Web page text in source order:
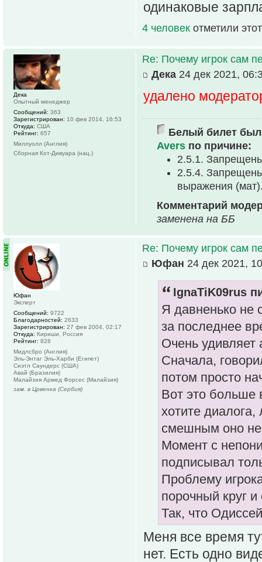
одинаковые
4 человек отметили
Re: Почему игрок сам
Дека 24 дек 2021,
удалено
Белый билет был
Avers по причине:
2.5.1.
2.5.4.
выpажения
Комментарий
заменена на ББ
Дека
Опытный менеджер
Сообщений: 363
Зарегистрирован: 10 фев 2014, 16:53
Откуда: США
Рейтинг: 657
Миллуолл (Англия)
Сборная Кот-Дивуара (нац.)
Re: Почему игрок сам
Юфан 24 дек 2021,
IgnaTiK09rus
Я давненько не
за последнее
Очень удивляет
Сначала,
потом просто
Вот это больше
хотите
смешным оно
Момент с
подписывал
Проблему
порочный круг
Так, что
Меня все время
нет. Есть одно
Юфан
Эксперт
Сообщений: 9722
Благодарностей: 2633
Зарегистрирован: 27 фев 2004, 02:17
Откуда: Кириши, Россия
Рейтинг: 828
Мидлсбро (Англия)
Эль-Энтаг Эль-Харби (Египет)
Сиэтл Саундерс (США)
Авай (Бразилия)
Малайзия Армед Форсес (Малайзия)
зам. в Црвенка (Сербия)